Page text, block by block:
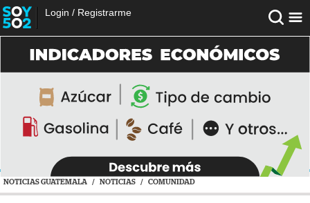
Login / Registrarme
NOTICIAS GUATEMALA / NOTICIAS / COMUNIDAD